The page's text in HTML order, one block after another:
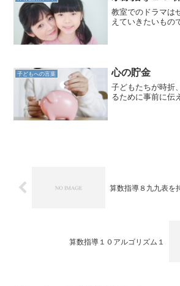
教室でのドラマは
えていきたいもの
子どもへの言葉 心の貯金
子どもたちが時折
るために事前に伝
算数指導８九九表を
算数指導１０アルゴリズム１